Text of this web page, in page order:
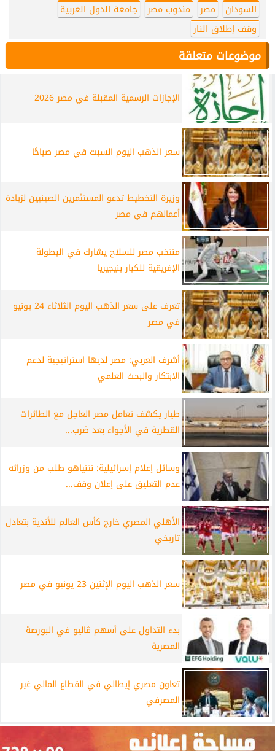
السودان مصر مندوب مصر
جامعة الدول العربية
وقف إطلاق النار
موضوعات متعلقة
الإجازات الرسمية المقبلة في مصر 2026
سعر الذهب اليوم السبت في مصر صباحًا
وزيرة التخطيط تدعو المستثمرين الصينيين لزيادة
أعمالهم في مصر
منتخب مصر للسلاح يشارك في البطولة
الإفريقية للكبار بنيجيريا
تعرف على سعر الذهب اليوم الثلاثاء 24 يونيو
في مصر
أشرف العربي: مصر لديها استراتيجية لدعم
الابتكار والبحث العلمي
طيار يكشف تعامل مصر العاجل مع الطائرات
القطرية في الأجواء بعد ضرب...
وسائل إعلام إسرائيلية: نتنياهو طلب من وزرائه
عدم التعليق على إعلان وقف...
الأهلي المصري خارج كأس العالم للأندية بتعادل
تاريخي
سعر الذهب اليوم الإثنين 23 يونيو في مصر
بدء التداول على أسهم ڤاليو في البورصة
المصرية
تعاون مصري إيطالي في القطاع المالي غير
المصرفي